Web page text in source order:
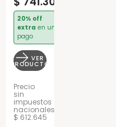
20% off
extra en un
pago
VER
PRODUCTO
Precio
sin
impuestos
nacionales
$ 612.645